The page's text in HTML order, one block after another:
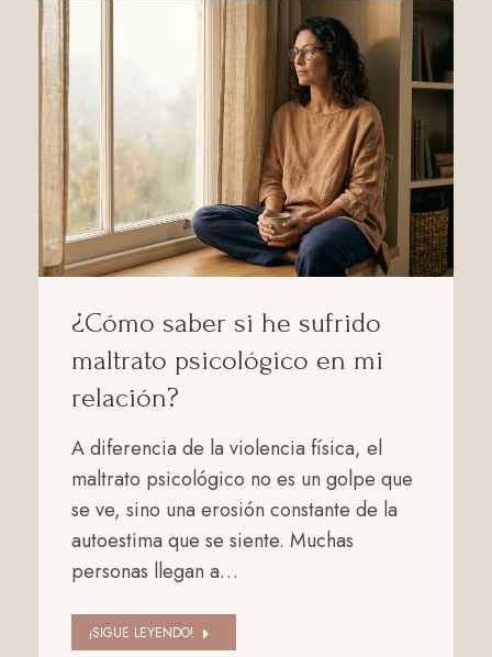
¿Cómo saber si he sufrido
maltrato psicológico en mi
relación?
A diferencia de la violencia física, el
maltrato psicológico no es un golpe que
se ve, sino una erosión constante de la
autoestima que se siente. Muchas
personas llegan a…
¡SIGUE LEYENDO!